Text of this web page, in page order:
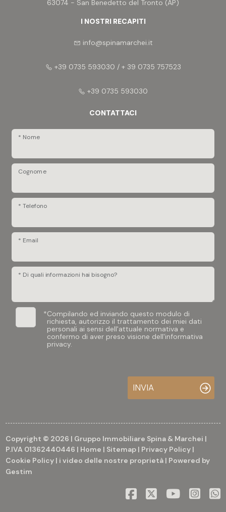
63074 - San Benedetto del Tronto (AP)
I NOSTRI RECAPITI
info@spinamarchei.it
+39 0735 593030 / + 39 0735 757523
+39 0735 593030
CONTATTACI
* Nome
Cognome
* Telefono
* Email
* Di quali informazioni hai bisogno?
*Compilando ed inviando questo modulo di
richiesta, autorizzo il trattamento dei miei dati
personali ai sensi dell'attuale normativa e
confermo di aver preso visione dell'informativa
privacy.
INVIA
Copyright © 2026 | Gruppo Immobiliare Spina & Marchei |
P.IVA 01362440446 | Home | Sitemap | Privacy Policy |
Cookie Policy | i video delle nostre proprietà | Powered by
Gestim